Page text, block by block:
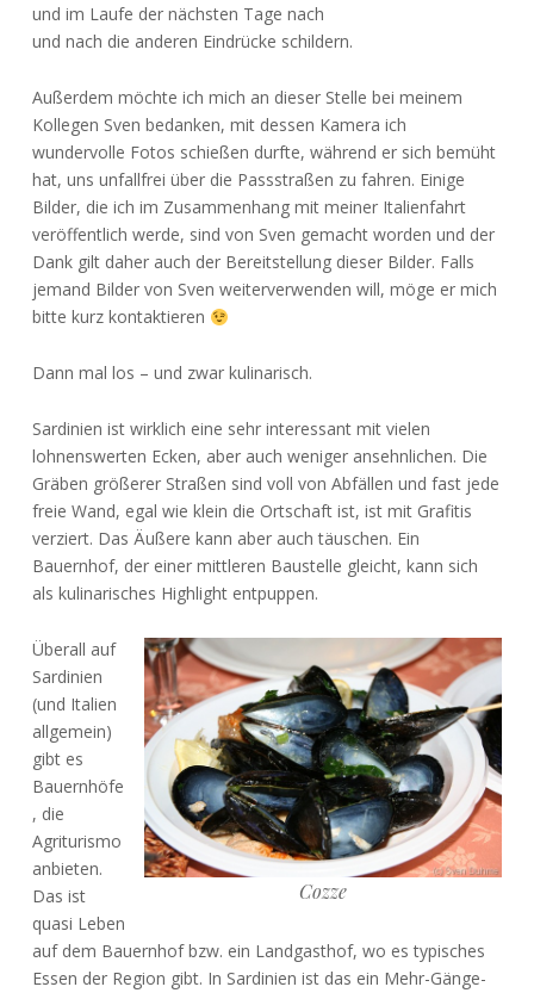
und im Laufe der nächsten Tage nach
und nach die anderen Eindrücke schildern.
Außerdem möchte ich mich an dieser Stelle bei meinem
Kollegen Sven bedanken, mit dessen Kamera ich
wundervolle Fotos schießen durfte, während er sich bemüht
hat, uns unfallfrei über die Passstraßen zu fahren. Einige
Bilder, die ich im Zusammenhang mit meiner Italienfahrt
veröffentlich werde, sind von Sven gemacht worden und der
Dank gilt daher auch der Bereitstellung dieser Bilder. Falls
jemand Bilder von Sven weiterverwenden will, möge er mich
bitte kurz kontaktieren
Dann mal los – und zwar kulinarisch.
Sardinien ist wirklich eine sehr interessant mit vielen
lohnenswerten Ecken, aber auch weniger ansehnlichen. Die
Gräben größerer Straßen sind voll von Abfällen und fast jede
freie Wand, egal wie klein die Ortschaft ist, ist mit Grafitis
verziert. Das Äußere kann aber auch täuschen. Ein
Bauernhof, der einer mittleren Baustelle gleicht, kann sich
als kulinarisches Highlight entpuppen.
Cozze
Überall auf
Sardinien
(und Italien
allgemein)
gibt es
Bauernhöfe
, die
Agriturismo
anbieten.
Das ist
quasi Leben
auf dem Bauernhof bzw. ein Landgasthof, wo es typisches
Essen der Region gibt. In Sardinien ist das ein Mehr-Gänge-